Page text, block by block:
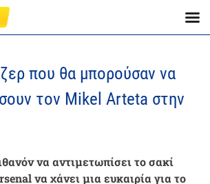
που θα μπορούσαν να
τον Mikel Arteta στην
να αντιμετωπίσει το σακί
να χάνει μια ευκαιρία για το